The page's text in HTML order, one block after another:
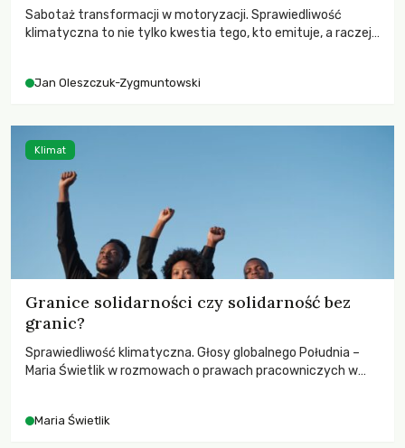
Sabotaż transformacji w motoryzacji. Sprawiedliwość
klimatyczna to nie tylko kwestia tego, kto emituje, a raczej
Jan Oleszczuk-Zygmuntowski
Granice solidarności czy solidarność bez
granic?
Sprawiedliwość klimatyczna. Głosy globalnego Południa –
Maria Świetlik w rozmowach o prawach pracowniczych w
Maria Świetlik
Klimat